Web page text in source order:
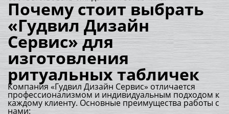
Почему стоит выбрать
«Гудвил Дизайн
Сервис» для
изготовления
ритуальных табличек
Компания «Гудвил Дизайн Сервис» отличается
профессионализмом и индивидуальным подходом к
каждому клиенту. Основные преимущества работы с
нами: